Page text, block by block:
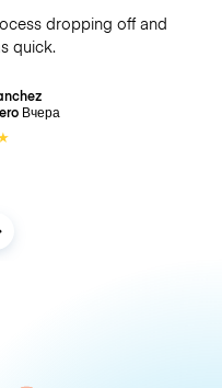
dropping off and
quick.
Вчера